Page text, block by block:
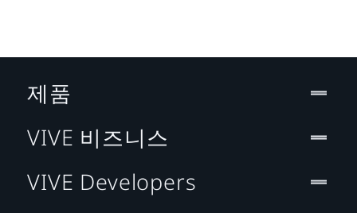
제품
VIVE 비즈니스
VIVE Developers